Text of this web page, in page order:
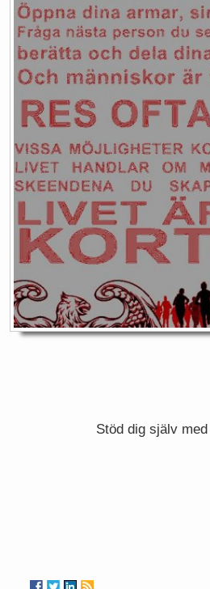
Stöd dig själv